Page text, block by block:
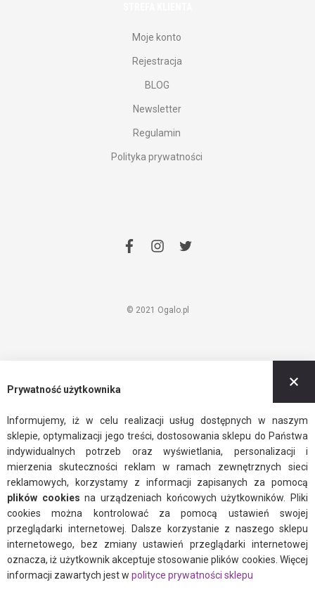
Moje konto
Rejestracja
BLOG
Newsletter
Regulamin
Polityka prywatności
facebook
instagram
twitter
© 2021 Ogalo.pl
Prywatność użytkownika
Informujemy, iż w celu realizacji usług dostępnych w naszym
sklepie, optymalizacji jego treści, dostosowania sklepu do Państwa
indywidualnych potrzeb oraz wyświetlania, personalizacji i
mierzenia skuteczności reklam w ramach zewnętrznych sieci
reklamowych, korzystamy z informacji zapisanych za pomocą
plików cookiesna urządzeniach końcowych użytkowników. Pliki
cookies można kontrolować za pomocą ustawień swojej
przeglądarki internetowej. Dalsze korzystanie z naszego sklepu
internetowego, bez zmiany ustawień przeglądarki internetowej
oznacza, iż użytkownik akceptuje stosowanie plików cookies. Więcej
informacji zawartych jest w polityce prywatności sklepu